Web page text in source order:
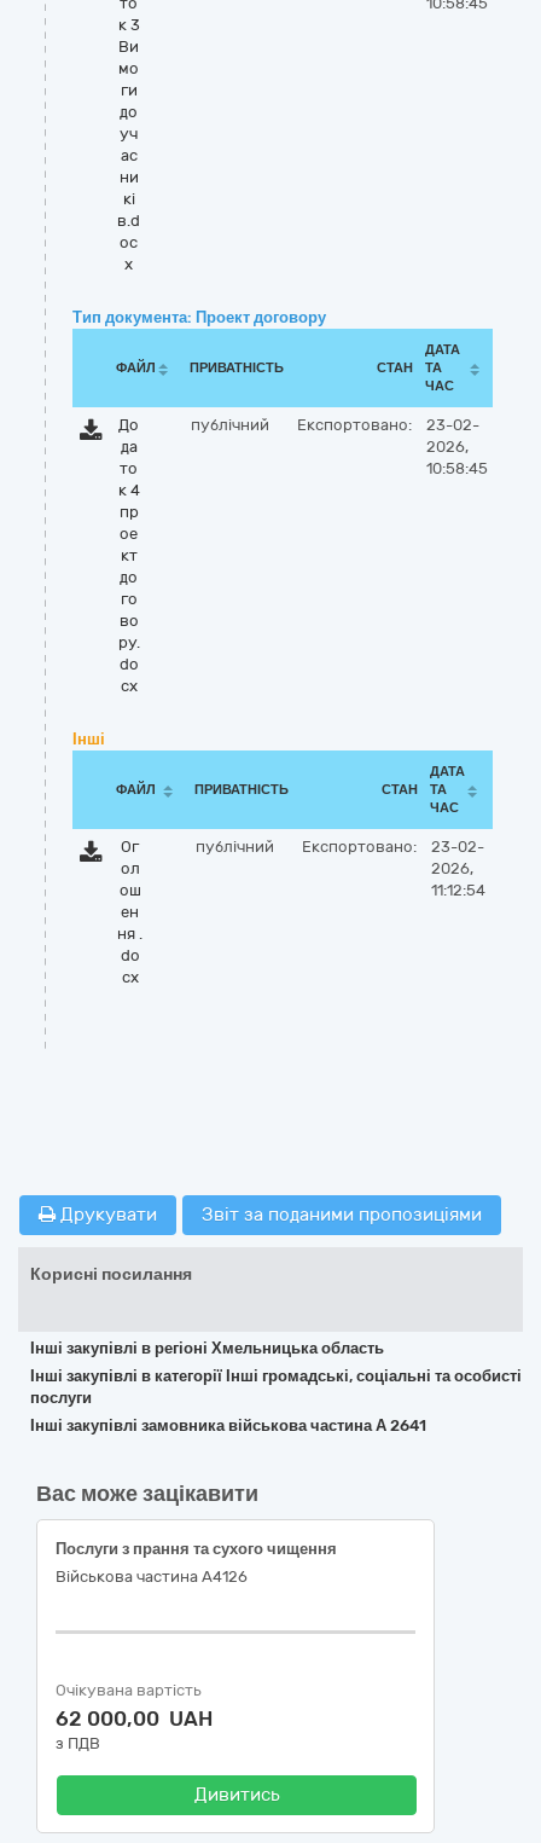
к 3
Ви
мо
ги
до
уч
ас
ни
кі
в.d
oc
x
Тип документа: Проект договору
ФАЙЛ ПРИВАТНІСТЬ СТАН
ДАТА
ТА
ЧАС
До
да
то
к 4
пр
ое
кт
до
го
во
ру.
do
cx
публічний Експортовано:
23-02-
2026,
10:58:45
Інші
ФАЙЛ ПРИВАТНІСТЬ СТАН
ДАТА
ТА
ЧАС
Ог
ол
ош
ен
ня .
do
cx
публічний Експортовано:
23-02-
2026,
11:12:54
Друкувати Звіт за поданими пропозиціями
Корисні посилання
Інші закупівлі в регіоні Хмельницька область
Інші закупівлі в категорії Інші громадські, соціальні та особисті
послуги
Інші закупівлі замовника військова частина А 2641
Вас може зацікавити
Послуги з прання та сухого чищення
Військова частина А4126
Очікувана вартість
62 000,00 UAH
з ПДВ
Дивитись